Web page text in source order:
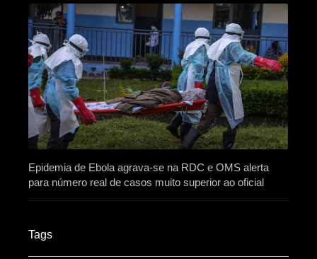
Epidemia de Ebola agrava-se na RDC e OMS alerta
para número real de casos muito superior ao oficial
Tags